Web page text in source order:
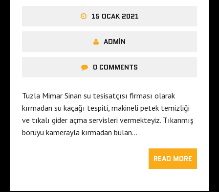
15 OCAK 2021
ADMIN
0 COMMENTS
Tuzla Mimar Sinan su tesisatçısı firması olarak
kırmadan su kaçağı tespiti, makineli petek temizliği
ve tıkalı gider açma servisleri vermekteyiz. Tıkanmış
boruyu kamerayla kırmadan bulan…
READ MORE